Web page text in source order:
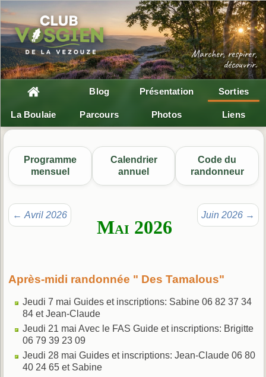
Blog Présentation Sorties
La Boulaie Parcours Photos Liens
Programme
mensuel
Calendrier
annuel
Code du
randonneur
← Avril 2026 Juin 2026 →
Mai 2026
Après-midi randonnée " Des Tamalous"
Jeudi 7 mai Guides et inscriptions: Sabine 06 82 37 34
84 et Jean-Claude
Jeudi 21 mai Avec le FAS Guide et inscriptions: Brigitte
06 79 39 23 09
Jeudi 28 mai Guides et inscriptions: Jean-Claude 06 80
40 24 65 et Sabine